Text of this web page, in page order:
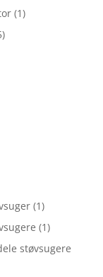
(1)
(1)
(1)
støvsugere